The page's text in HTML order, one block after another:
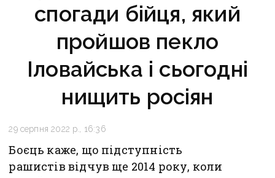
спогади бійця, який
пройшов пекло
Іловайська і сьогодні
нищить росіян
29 серпня 2022 р., 16:36
Боєць каже, що підступність
рашистів відчув ще 2014 року, коли